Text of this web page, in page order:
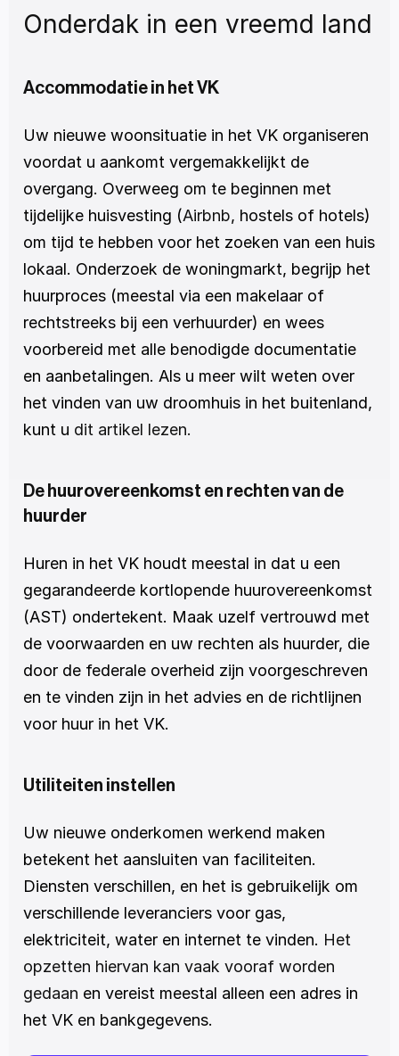
Onderdak in een vreemd land
Accommodatie in het VK
Uw nieuwe woonsituatie in het VK organiseren
voordat u aankomt vergemakkelijkt de
overgang. Overweeg om te beginnen met
tijdelijke huisvesting (Airbnb, hostels of hotels)
om tijd te hebben voor het zoeken van een huis
lokaal. Onderzoek de woningmarkt, begrijp het
huurproces (meestal via een makelaar of
rechtstreeks bij een verhuurder) en wees
voorbereid met alle benodigde documentatie
en aanbetalingen. Als u meer wilt weten over
het vinden van uw droomhuis in het buitenland,
kunt u dit artikel lezen.
De huurovereenkomst en rechten van de
huurder
Huren in het VK houdt meestal in dat u een
gegarandeerde kortlopende huurovereenkomst
(AST) ondertekent. Maak uzelf vertrouwd met
de voorwaarden en uw rechten als huurder, die
door de federale overheid zijn voorgeschreven
en te vinden zijn in het advies en de richtlijnen
voor huur in het VK.
Utiliteiten instellen
Uw nieuwe onderkomen werkend maken
betekent het aansluiten van faciliteiten.
Diensten verschillen, en het is gebruikelijk om
verschillende leveranciers voor gas,
elektriciteit, water en internet te vinden. Het
opzetten hiervan kan vaak vooraf worden
gedaan en vereist meestal alleen een adres in
het VK en bankgegevens.